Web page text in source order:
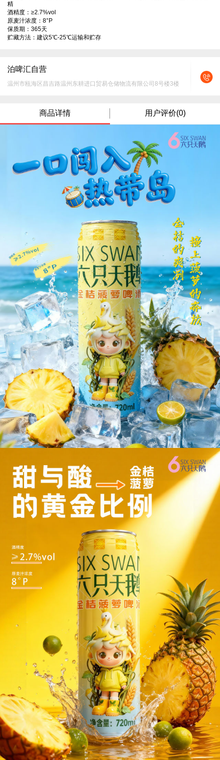
精
酒精度：≥2.7%vol
原麦汁浓度：8°P
保质期：365天
贮藏方法：建议5℃-25℃运输和贮存
泊啤汇自营
温州市瓯海区昌吉路温州东耕进口贸易仓储物流有限公司8号楼3楼
商品详情 用户评价(0)